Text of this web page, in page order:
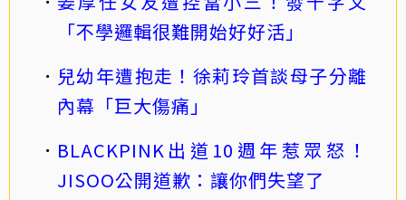
「不學邏輯很難開始好好活」
兒幼年遭抱走！徐莉玲首談母子分離
內幕「巨大傷痛」
BLACKPINK出道10週年惹眾怒！
JISOO公開道歉：讓你們失望了